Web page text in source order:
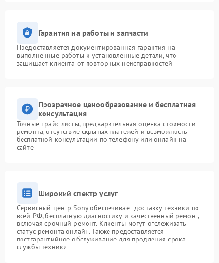
Гарантия на работы и запчасти
Предоставляется документированная гарантия на
выполненные работы и установленные детали, что
защищает клиента от повторных неисправностей
Прозрачное ценообразование и бесплатная
консультация
Точные прайс-листы, предварительная оценка стоимости
ремонта, отсутствие скрытых платежей и возможность
бесплатной консультации по телефону или онлайн на
сайте
Широкий спектр услуг
Сервисный центр Sony обеспечивает доставку техники по
всей РФ, бесплатную диагностику и качественный ремонт,
включая срочный ремонт. Клиенты могут отслеживать
статус ремонта онлайн. Также предоставляется
постгарантийное обслуживание для продления срока
службы техники